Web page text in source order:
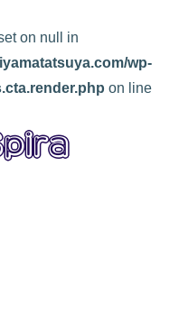
on null in
wp-
on line